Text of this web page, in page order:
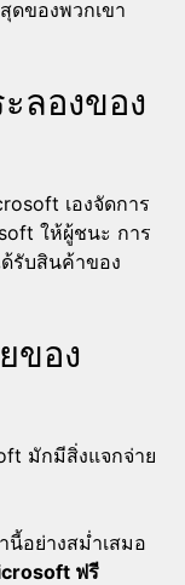
ดของพวกเขา
ลองของ
เองจัดการ
ให้ผู้ชนะ การ
รับสินค้าของ
ของ
มักมีสิ่งแจกจ่าย
นี้อย่างสม่ำเสมอ
ฟรี